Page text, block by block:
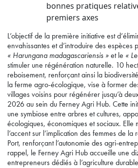
bonnes pratiques
premiers axes
L’objectif de la première initiative est
envahissantes et d’introduire des espèces
« Harungana madagascariensis »et le «
stimuler une régénération naturelle. 10
reboisement, renforçant ainsi la
la ferme agro-écologique, vise à former
villages voisins pour régénérer jusqu’à
2026 au sein du Ferney Agri Hub. Cette
une symbiose entre arbres et cultures,
écologiques, économiques et sociaux. Elle
l’accent sur l’implication des femmes de
Port, renforçant l’autonomie des agri-
rappel, le Ferney Agri Hub accueille une
entrepreneurs dédiés à l’agriculture